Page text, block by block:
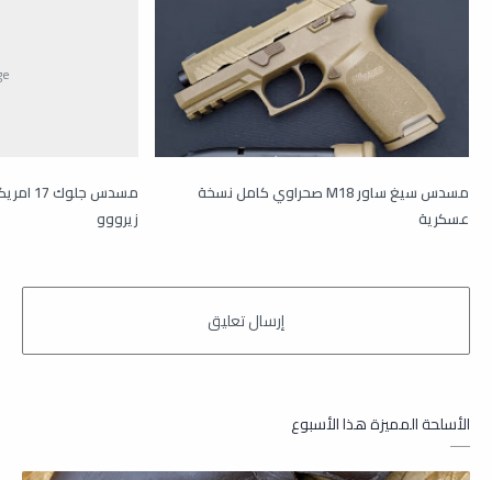
مسدس سيغ ساور M18 صحراوي كامل نسخة
عسكرية
مسدس
زيرووو
الأسلحة المميزة هذا الأسبوع